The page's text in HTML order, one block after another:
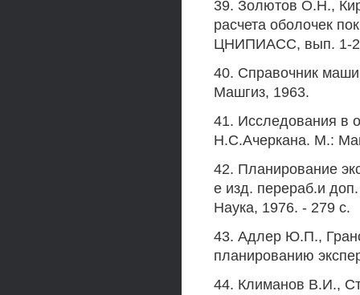
39. Золютов О.Н.,
расчета оболочек
ЦНИПИАСС, вып. 1-
40. Справочник
Машгиз, 1963.
41. Исследования в
Н.С.Ачеркана. М.:
42. Планирование
е изд. перераб.и
Наука, 1976. - 279 с.
43. Адлер Ю.П.,
планированию
44. Климанов В.И.,